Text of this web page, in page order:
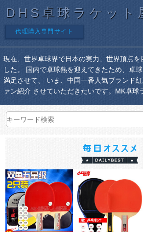
DHS卓球ラケット
代理購入専門サイト
現在、世界卓球界で日本の実力、世界頂点
した。 国内で卓球熱を迎えてきたため、卓
満足させて、 いま、中国一番人気ブランド
ァン紹介 させていただきたいです。MK卓球